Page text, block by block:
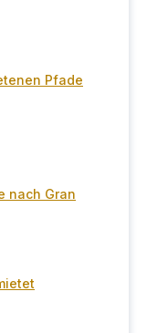
Pfade
nach Gran